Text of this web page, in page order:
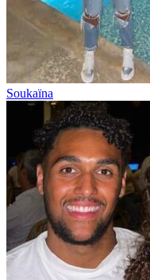
Soukaïna